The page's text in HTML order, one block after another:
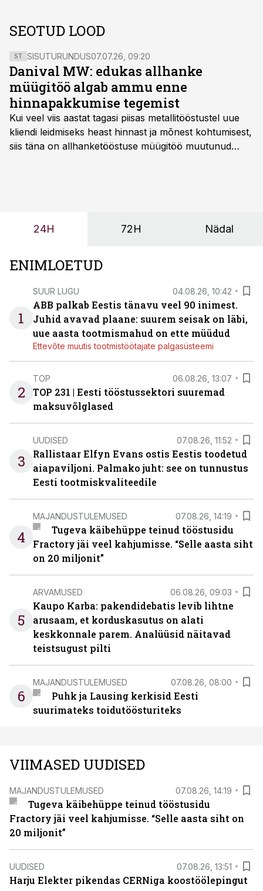
SEOTUD LOOD
ST SISUTURUNDUS07.07.26, 09:20
Danival MW: edukas allhanke
müügitöö algab ammu enne
hinnapakkumise tegemist
Kui veel viis aastat tagasi piisas metallitööstustel uue
kliendi leidmiseks heast hinnast ja mõnest kohtumisest,
siis täna on allhanketööstuse müügitöö muutunud
24H 72H Nädal
ENIMLOETUD
1
SUUR LUGU 04.08.26, 10:42
ABB palkab Eestis tänavu veel 90 inimest.
Juhid avavad plaane: suurem seisak on läbi,
uue aasta tootmismahud on ette müüdud
Ettevõte muutis tootmistöötajate palgasüsteemi
2
TOP 06.08.26, 13:07
TOP 231 | Eesti tööstussektori suuremad
maksuvõlglased
3
UUDISED 07.08.26, 11:52
Rallistaar Elfyn Evans ostis Eestis toodetud
aiapaviljoni. Palmako juht: see on tunnustus
Eesti tootmiskvaliteedile
4
MAJANDUSTULEMUSED 07.08.26, 14:19
Tugeva käibehüppe teinud tööstusidu
Fractory jäi veel kahjumisse. “Selle aasta siht
on 20 miljonit”
5
ARVAMUSED 06.08.26, 09:03
Kaupo Karba: pakendidebatis levib lihtne
arusaam, et korduskasutus on alati
keskkonnale parem. Analüüsid näitavad
teistsugust pilti
6
MAJANDUSTULEMUSED 07.08.26, 08:00
Puhk ja Lausing kerkisid Eesti
suurimateks toidutöösturiteks
VIIMASED UUDISED
MAJANDUSTULEMUSED 07.08.26, 14:19
Tugeva käibehüppe teinud tööstusidu
Fractory jäi veel kahjumisse. “Selle aasta siht on
20 miljonit”
UUDISED 07.08.26, 13:51
Harju Elekter pikendas CERNiga koostöölepingut